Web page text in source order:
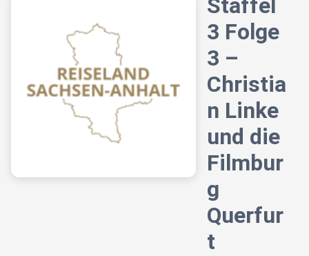
Staffel
3 Folge
3 –
Christia
n Linke
und die
Filmbur
g
Querfur
t